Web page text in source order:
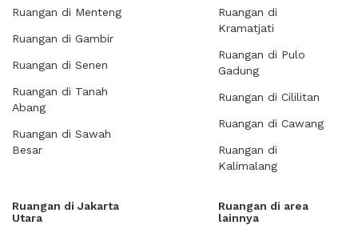
Ruangan di Menteng
Ruangan di Gambir
Ruangan di Senen
Ruangan di Tanah
Abang
Ruangan di Sawah
Besar
Ruangan di
Kramatjati
Ruangan di Pulo
Gadung
Ruangan di Cililitan
Ruangan di Cawang
Ruangan di
Kalimalang
Ruangan di Jakarta
Utara
Ruangan di area
lainnya